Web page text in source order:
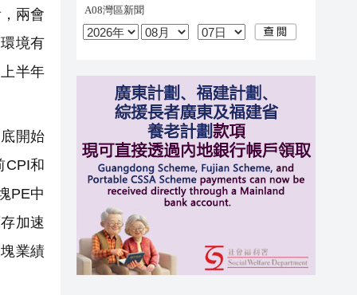
兩會
境有
半年
開始
CPI和
PE中
加速
業績